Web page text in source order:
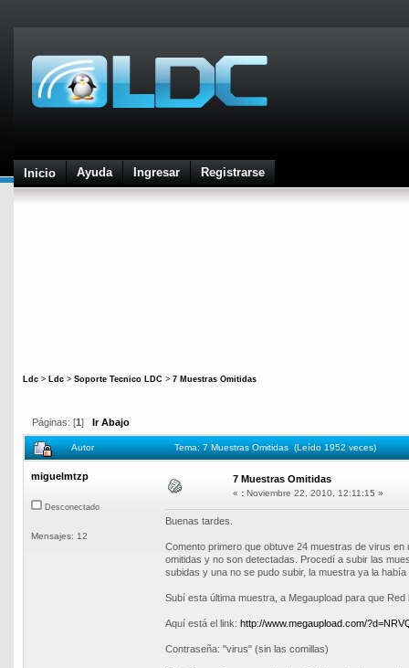
Inicio Ayuda Ingresar Registrarse
Ldc > Ldc > Soporte Tecnico LDC > 7 Muestras Omitidas
Páginas: [1 ] Ir Abajo
Autor Tema: 7 Muestras Omitidas (Leído 1952 veces)
miguelmtzp
Desconectado
Mensajes: 12
7 Muestras Omitidas
« : Noviembre 22, 2010, 12:11:15 »
Buenas tardes.
Comento primero que obtuve 24 muestras de virus
omitidas y no son detectadas. Procedí a subir las
subidas y una no se pudo subir, la muestra ya la
Subí esta última muestra, a Megaupload para que Red
Aquí está el link: http://www.megaupload.com/
Contraseña: "virus" (sin las comillas)